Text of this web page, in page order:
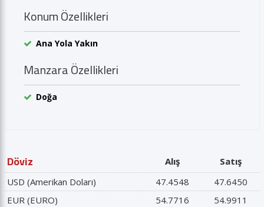
Konum Özellikleri
Ana Yola Yakın
Manzara Özellikleri
Doğa
Döviz Alış
Satış
USD (Amerikan Doları)
47.4548
47.6450
EUR (EURO)
54.7716
54.9911